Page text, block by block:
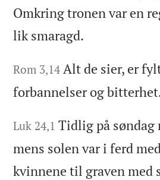
Omkring tronen var en
lik smaragd.
Rom 3,14 Alt de sier, er
forbannelser og
Luk 24,1 Tidlig på søndag
mens solen var i ferd
kvinnene til graven med